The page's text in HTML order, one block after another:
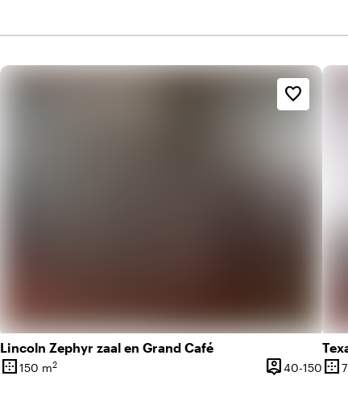
Lincoln Zephyr zaal en Grand Café
border_outer
Oppervlakte
150 m2 person_pin
Capaciteit
40-150 40
favorite_border
border_outer